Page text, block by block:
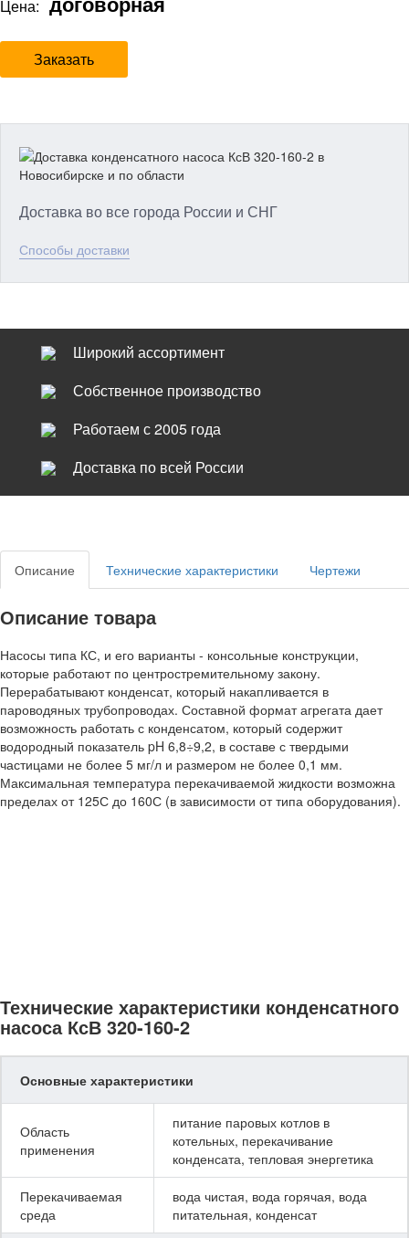
Цена:
Заказать
Доставка во все города России и СНГ
Способы доставки
Широкий ассортимент
Собственное производство
Работаем с 2005 года
Доставка по всей России
Описание Технические характеристики Чертежи
Описание товара
Насосы типа КС, и его варианты - консольные конструкции,
которые работают по центростремительному закону.
Перерабатывают конденсат, который накапливается в
пароводяных трубопроводах. Составной формат агрегата дает
возможность работать с конденсатом, который содержит
водородный показатель pH 6,8÷9,2, в составе с твердыми
частицами не более 5 мг/л и размером не более 0,1 мм.
Максимальная температура перекачиваемой жидкости возможна
пределах от 125С до 160С (в зависимости от типа оборудования).
Технические характеристики конденсатного
насоса КсВ 320-160-2
Основные характеристики
Область
применения
питание паровых котлов в
котельных, перекачивание
конденсата, тепловая энергетика
Перекачиваемая
среда
вода чистая, вода горячая, вода
питательная, конденсат